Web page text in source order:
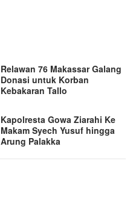
Relawan 76 Makassar Galang
Donasi untuk Korban
Kebakaran Tallo
Kapolresta Gowa Ziarahi Ke
Makam Syech Yusuf hingga
Arung Palakka